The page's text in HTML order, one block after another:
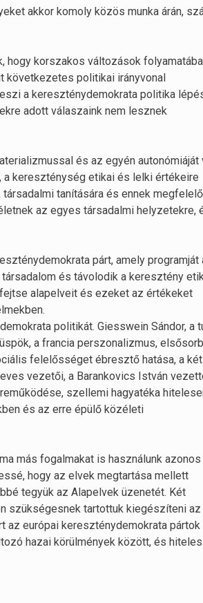
akkor komoly közös munka árán,
hogy korszakos változások
következetes politikai irányvonal
a kereszténydemokrata politika
adott válaszaink nem lesznek
és az egyén autonómiáját
a kereszténység etikai és lelki értékeire
tanítására és ennek
az egyes társadalmi helyzetekre,
párt, amely programját
és távolodik a keresztény
alapelveit és ezeket az értékeket
politikát. Giesswein Sándor, a
a francia perszonalizmus,
felelősséget ébresztő hatása, a két
vezetői, a Barankovics István
szellemi hagyatéka
és az erre épülő közéleti
más fogalmakat is használunk azonos
hogy az elvek megtartása mellett
tegyük az Alapelvek üzenetét. Két
szükségesnek tartottuk kiegészíteni az
az európai kereszténydemokrata pártok
hazai körülmények között, és hiteles